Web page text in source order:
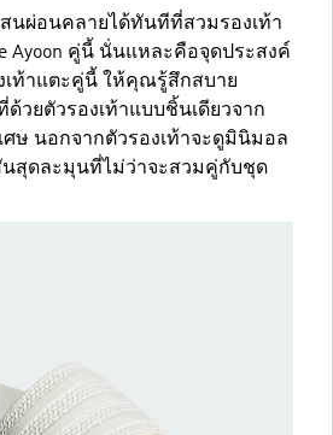
นผ่อนคลายได้ทันทีที่สวมรองเท้า
Ayoon คู่นี้ นั่นแหละคือจุดประสงค์
เท้าแตะคู่นี้ ให้คุณรู้สึกสบาย
วยตัวรองเท้าแบบชิ้นเดียวจาก
ศษ นอกจากตัวรองเท้าจะดูมินิมอล
สุดละมุนที่ไม่ว่าจะสวมคู่กับชุด